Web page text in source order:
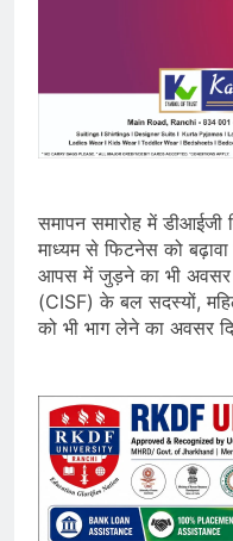
समापन समारोह में
माध्यम से फिटनेस को
आपस में जुड़ने का भी अवसर
(CISF) के बल सदस्यों,
को भी भाग लेने का अवसर